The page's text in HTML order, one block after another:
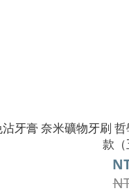
牙膏 奈米礦物牙刷
款（